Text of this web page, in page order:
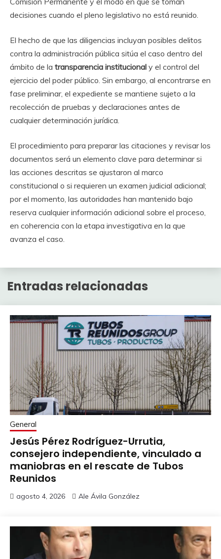
decisiones cuando el pleno legislativo no está reunido.
El hecho de que las diligencias incluyan posibles delitos
contra la administración pública sitúa el caso dentro del
ámbito de la transparencia institucional y el control del
ejercicio del poder público. Sin embargo, al encontrarse en
fase preliminar, el expediente se mantiene sujeto a la
recolección de pruebas y declaraciones antes de
cualquier determinación jurídica.
El procedimiento para preparar las citaciones y revisar los
documentos será un elemento clave para determinar si
las acciones descritas se ajustaron al marco
constitucional o si requieren un examen judicial adicional;
por el momento, las autoridades han mantenido bajo
reserva cualquier información adicional sobre el proceso,
en coherencia con la etapa investigativa en la que
avanza el caso.
Entradas relacionadas
General
Jesús Pérez Rodríguez-Urrutia,
consejero independiente, vinculado a
maniobras en el rescate de Tubos
Reunidos
agosto 4, 2026 Ale Ávila González